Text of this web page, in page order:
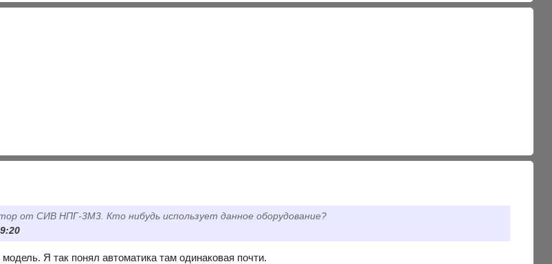
от СИВ НПГ-3М3. Кто нибудь использует данное оборудование?
Я так понял автоматика там одинаковая почти.